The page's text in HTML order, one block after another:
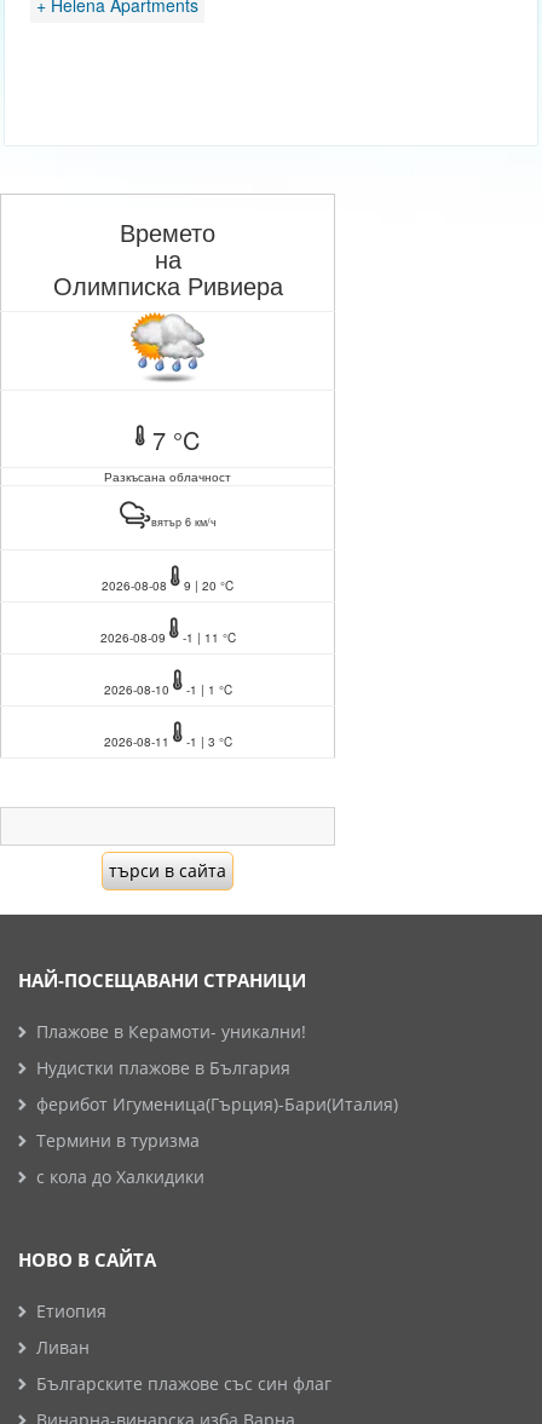
+ Helena Apartments
Времето
на
Олимписка Ривиера
7 °C
Разкъсана облачност
вятър 6 км/ч
2026-08-08 9 | 20 °C
2026-08-09 -1 | 11 °C
2026-08-10 -1 | 1 °C
2026-08-11 -1 | 3 °C
НАЙ-ПОСЕЩАВАНИ СТРАНИЦИ
Плажове в Керамоти- уникални!
Нудистки плажове в България
ферибот Игуменица(Гърция)-Бари(Италия)
Термини в туризма
с кола до Халкидики
НОВО В САЙТА
Етиопия
Ливан
Българските плажове със син флаг